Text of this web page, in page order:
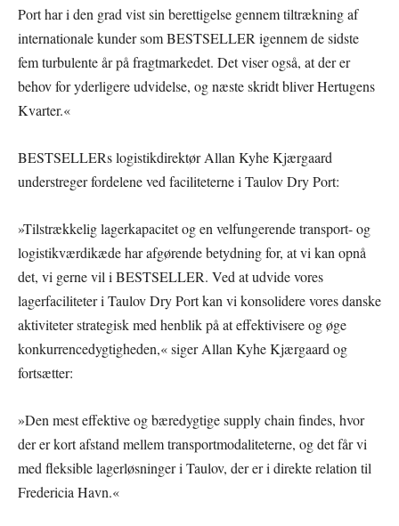
Port har i den grad vist sin berettigelse gennem tiltrækning af
internationale kunder som BESTSELLER igennem de sidste
fem turbulente år på fragtmarkedet. Det viser også, at der er
behov for yderligere udvidelse, og næste skridt bliver Hertugens
Kvarter.«
BESTSELLERs logistikdirektør Allan Kyhe Kjærgaard
understreger fordelene ved faciliteterne i Taulov Dry Port:
»Tilstrækkelig lagerkapacitet og en velfungerende transport- og
logistikværdikæde har afgørende betydning for, at vi kan opnå
det, vi gerne vil i BESTSELLER. Ved at udvide vores
lagerfaciliteter i Taulov Dry Port kan vi konsolidere vores danske
aktiviteter strategisk med henblik på at effektivisere og øge
konkurrencedygtigheden,« siger Allan Kyhe Kjærgaard og
fortsætter:
»Den mest effektive og bæredygtige supply chain findes, hvor
der er kort afstand mellem transportmodaliteterne, og det får vi
med fleksible lagerløsninger i Taulov, der er i direkte relation til
Fredericia Havn.«